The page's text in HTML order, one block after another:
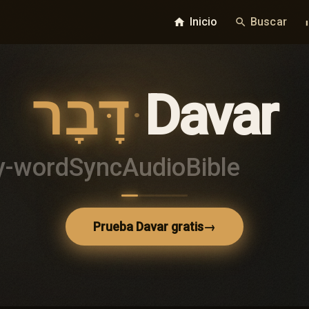
home Inicio search Buscar
דָּבָר·Davar
wordSyncAudioBible
Prueba Davar gratis→